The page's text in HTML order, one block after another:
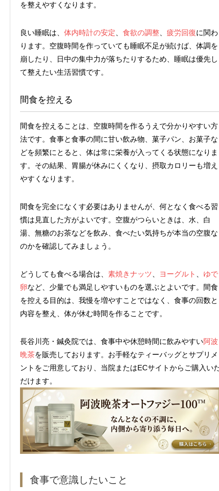
を整えやすくなります。
良い睡眠は、 体内時計の安定 食欲の調整 疲労回復に関わ
ります。空腹時間を作っていても睡眠不足が続けば、体調を
崩したり、日中の集中力が落ちたりするため、睡眠は優先し
て整えたい生活習慣です。
間食を控える
間食を控えることは、空腹時間を作るうえで分かりやすい方
法です。食事と食事の間に甘い飲み物、菓子パン、お菓子な
どを頻繁にとると、体は常に栄養が入ってくる状態になりま
す。その結果、胃腸が休みにくくなり、摂取カロリーも増え
やすくなります。
間食を完全になくす必要はありませんが、何となく食べる習
慣は見直した方がよいです。空腹がつらいときは、水、白
湯、無糖のお茶などを飲み、食べたい気持ちが本当の空腹な
のかを確認してみましょう。
どうしても食べる場合は、 素焼きナッツ ヨーグルト
ゆで
卵など、少量でも満足しやすいものを選ぶとよいです。間食
を控える目的は、我慢を増やすことではなく、食事の回数と
内容を整え、体が休む時間を作ることです。
長谷川亮・鍼灸院では、食事中や休憩時間に飲みやすい阿波
晩茶を販売しております。お手軽なティーバッグとサプリメ
ントをご用意しており、当院またはECサイトからご購入い
だけます。
食事で意識したいこと